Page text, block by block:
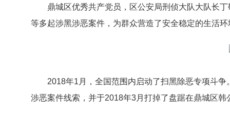
鼎城区优秀共产党员，区公安局刑侦大队大队长
等多起涉黑涉恶案件，为群众营造了安全稳定的生活环
2018年1月，全国范围内启动了扫黑除恶专项斗
涉恶案件线索，并于2018年3月打掉了盘踞在鼎城区